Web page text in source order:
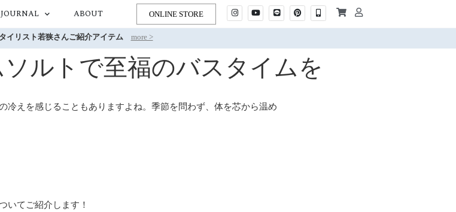
JOURNAL ABOUT ONLINE STORE
イリスト若狭さんご紹介アイテム more >
ルトで至福のバスタイムを
冷えを感じることもありますよね。季節を問わず、体を芯から温め
いてご紹介します！